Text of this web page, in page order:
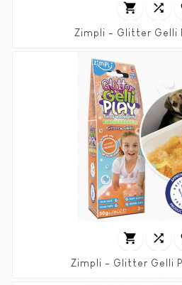
 
Zimpli - Glitter Gelli
 
Zimpli - Glitter Gelli